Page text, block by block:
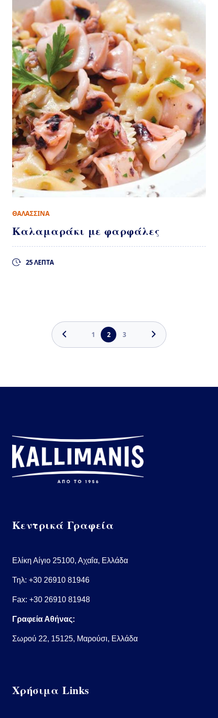
ΘΑΛΑΣΣΙΝΑ
Καλαμαράκι με φαρφάλες
25 ΛΕΠΤΑ
Σελιδοποίηση 1 2 3
Κεντρικά Γραφεία
Ελίκη Αίγιο 25100, Αχαΐα, Ελλάδα
Τηλ: +30 26910 81946
Fax: +30 26910 81948
Γραφεία Αθήνας:
Σωρού 22, 15125, Μαρούσι, Ελλάδα
Χρήσιμα Links